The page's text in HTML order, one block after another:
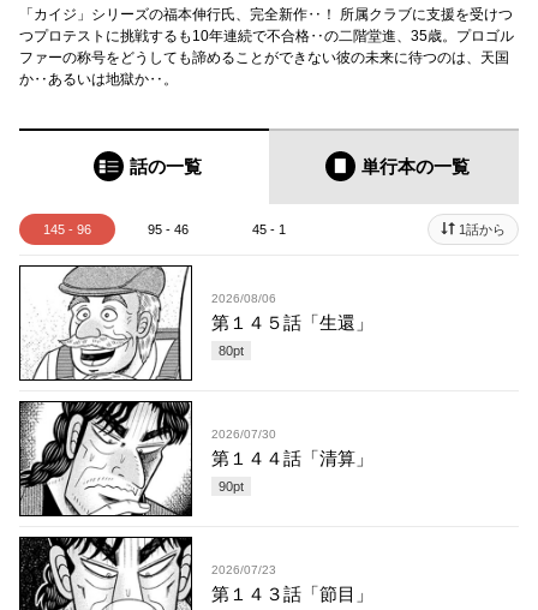
「カイジ」シリーズの福本伸行氏、完全新作‥！ 所属クラブに支援を受けつ
つプロテストに挑戦するも10年連続で不合格‥の二階堂進、35歳。プロゴル
ファーの称号をどうしても諦めることができない彼の未来に待つのは、天国
か‥あるいは地獄か‥。
話の一覧 単行本の一覧
145 - 96 95 - 46 45 - 1 1話から
2026/08/06
第１４５話「生還」
80pt
2026/07/30
第１４４話「清算」
90pt
2026/07/23
第１４３話「節目」